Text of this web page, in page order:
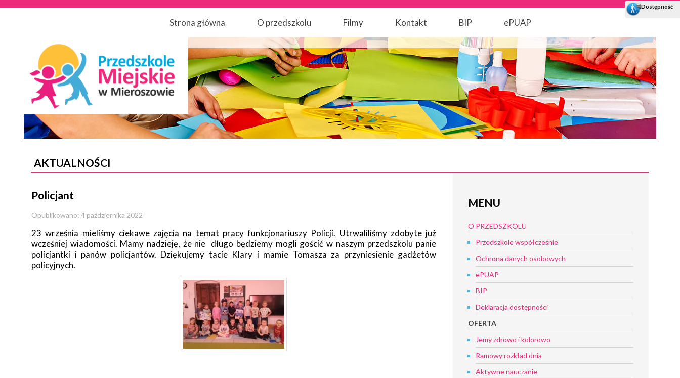
Strona główna O przedszkolu Filmy Kontakt BIP ePUAP
AKTUALNOŚCI
MENU
O PRZEDSZKOLU
Przedszkole współcześnie
Ochrona danych osobowych
ePUAP
BIP
Deklaracja dostępności
OFERTA
Jemy zdrowo i kolorowo
Ramowy rozkład dnia
Aktywne nauczanie
Policjant
Opublikowano: 4 października 2022
23 września mieliśmy ciekawe zajęcia na temat pracy funkcjonariuszy Policji. Utrwaliliśmy zdobyte już
wcześniej wiadomości. Mamy nadzieję, że nie długo będziemy mogli gościć w naszym przedszkolu panie
policjantki i panów policjantów. Dziękujemy tacie Klary i mamie Tomasza za przyniesienie gadżetów
policyjnych.